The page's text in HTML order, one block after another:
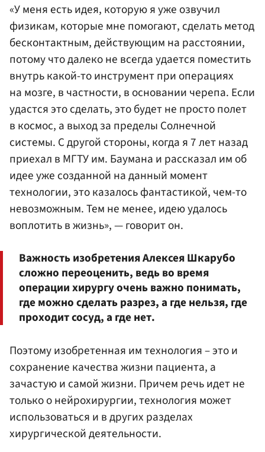
«У меня есть идея, которую я уже озвучил
физикам, которые мне помогают, сделать метод
бесконтактным, действующим на расстоянии,
потому что далеко не всегда удается поместить
внутрь какой-то инструмент при операциях
на мозге, в частности, в основании черепа. Если
удастся это сделать, это будет не просто полет
в космос, а выход за пределы Солнечной
системы. С другой стороны, когда я 7 лет назад
приехал в МГТУ им. Баумана и рассказал им об
идее уже созданной на данный момент
технологии, это казалось фантастикой, чем-то
невозможным. Тем не менее, идею удалось
воплотить в жизнь», — говорит он.
Важность изобретения Алексея Шкарубо
сложно переоценить, ведь во время
операции хирургу очень важно понимать,
где можно сделать разрез, а где нельзя, где
проходит сосуд, а где нет.
Поэтому изобретенная им технология – это и
сохранение качества жизни пациента, а
зачастую и самой жизни. Причем речь идет не
только о нейрохирургии, технология может
использоваться и в других разделах
хирургической деятельности.